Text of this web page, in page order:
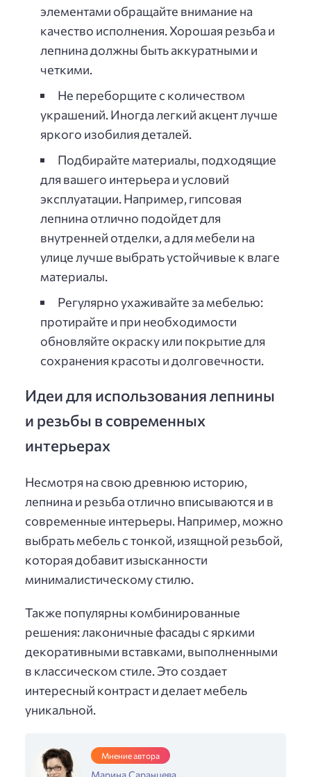
элементами обращайте внимание на
качество исполнения. Хорошая резьба и
лепнина должны быть аккуратными и
четкими.
Не переборщите с количеством
украшений. Иногда легкий акцент лучше
яркого изобилия деталей.
Подбирайте материалы, подходящие
для вашего интерьера и условий
эксплуатации. Например, гипсовая
лепнина отлично подойдет для
внутренней отделки, а для мебели на
улице лучше выбрать устойчивые к влаге
материалы.
Регулярно ухаживайте за мебелью:
протирайте и при необходимости
обновляйте окраску или покрытие для
сохранения красоты и долговечности.
Идеи для использования лепнины
и резьбы в современных
интерьерах
Несмотря на свою древнюю историю,
лепнина и резьба отлично вписываются и в
современные интерьеры. Например, можно
выбрать мебель с тонкой, изящной резьбой,
которая добавит изысканности
минималистическому стилю.
Также популярны комбинированные
решения: лаконичные фасады с яркими
декоративными вставками, выполненными
в классическом стиле. Это создает
интересный контраст и делает мебель
уникальной.
Мнение автора
Марина Саранцева